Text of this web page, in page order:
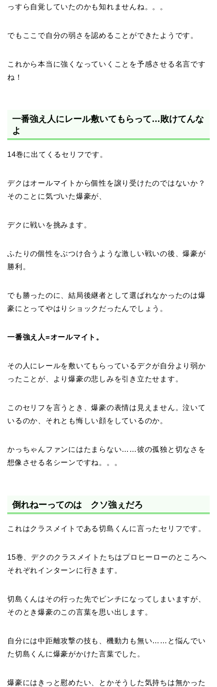
っすら自覚していたのかも知れませんね。。。
でもここで自分の弱さを認めることができたようです。
これから本当に強くなっていくことを予感させる名言です
ね！
一番強え人にレール敷いてもらって…敗けてんな
よ
14巻に出てくるセリフです。
デクはオールマイトから個性を譲り受けたのではないか？
そのことに気づいた爆豪が、
デクに戦いを挑みます。
ふたりの個性をぶつけ合うような激しい戦いの後、爆豪が
勝利。
でも勝ったのに、結局後継者として選ばれなかったのは爆
豪にとってやはりショックだったんでしょう。
一番強え人=オールマイト。
その人にレールを敷いてもらっているデクが自分より弱か
ったことが、より爆豪の悲しみを引き立たせます。
このセリフを言うとき、爆豪の表情は見えません。泣いて
いるのか、それとも悔しい顔をしているのか。
かっちゃんファンにはたまらない……彼の孤独と切なさを
想像させる名シーンですね。。。
倒れねーってのは クソ強ぇだろ
これはクラスメイトである切島くんに言ったセリフです。
15巻、デクのクラスメイトたちはプロヒーローのところへ
それぞれインターンに行きます。
切島くんはその行った先でピンチになってしまいますが、
そのとき爆豪のこの言葉を思い出します。
自分には中距離攻撃の技も、機動力も無い……と悩んでい
た切島くんに爆豪がかけた言葉でした。
爆豪にはきっと慰めたい、とかそうした気持ちは無かった